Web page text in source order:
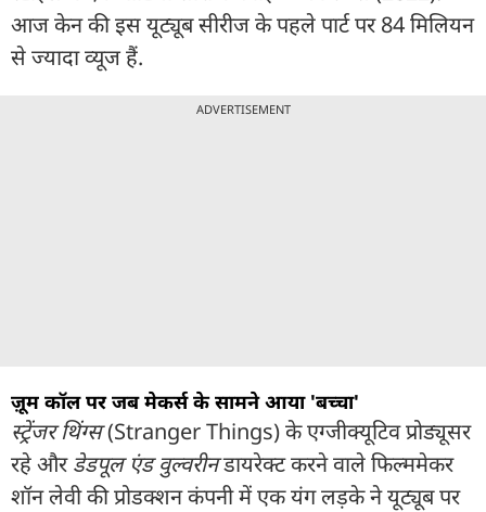
आज केन की इस यूट्यूब सीरीज के पहले पार्ट पर 84 मिलियन
से ज्यादा व्यूज हैं.
ADVERTISEMENT
ज़ूम कॉल पर जब मेकर्स के सामने आया 'बच्चा'
स्ट्रेंजर थिंग्स(Stranger Things) के एग्जीक्यूटिव प्रोड्यूसर
रहे औरडेडपूल एंड वुल्वरीनडायरेक्ट करने वाले फिल्ममेकर
शॉन लेवी की प्रोडक्शन कंपनी में एक यंग लड़के ने यूट्यूब पर